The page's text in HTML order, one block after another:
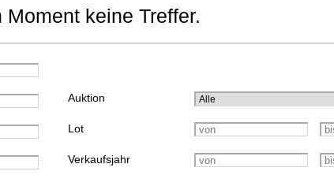
keine Treffer.
Auktion
Lot
Verkaufsjahr